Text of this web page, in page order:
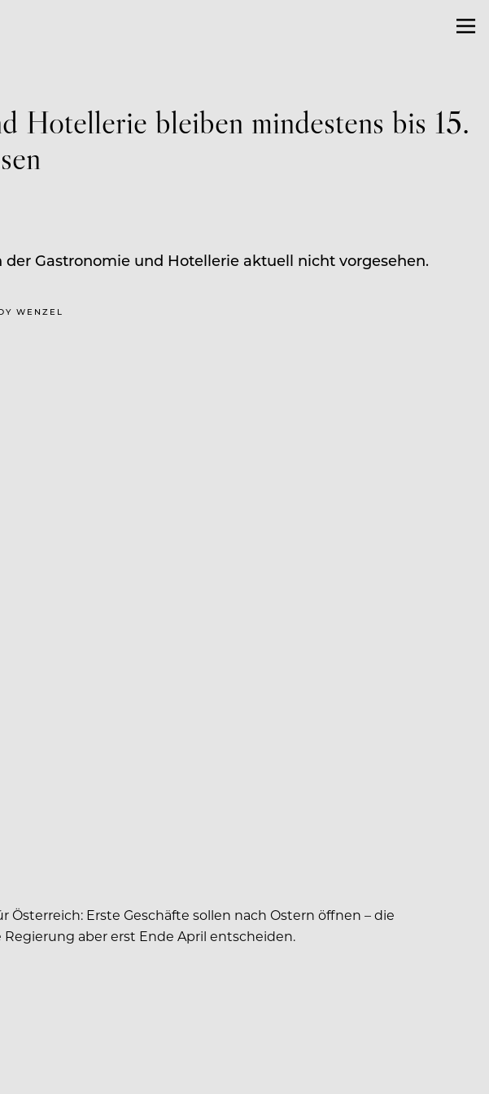
Hotellerie bleiben mindestens bis 15.
Gastronomie und Hotellerie aktuell nicht vorgesehen.
WENZEL
Erste Geschäfte sollen nach Ostern öffnen – die
aber erst Ende April entscheiden.